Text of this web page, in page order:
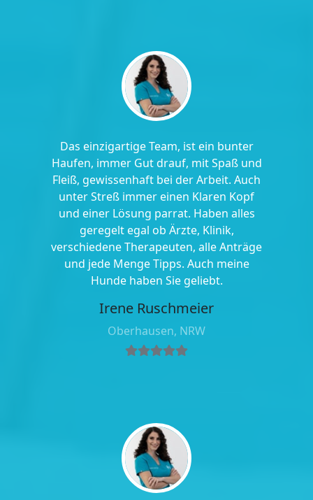
Das einzigartige Team, ist ein bunter
Haufen, immer Gut drauf, mit Spaß und
Fleiß, gewissenhaft bei der Arbeit. Auch
unter Streß immer einen Klaren Kopf
und einer Lösung parrat. Haben alles
geregelt egal ob Ärzte, Klinik,
verschiedene Therapeuten, alle Anträge
und jede Menge Tipps. Auch meine
Hunde haben Sie geliebt.
Irene Ruschmeier
Oberhausen, NRW